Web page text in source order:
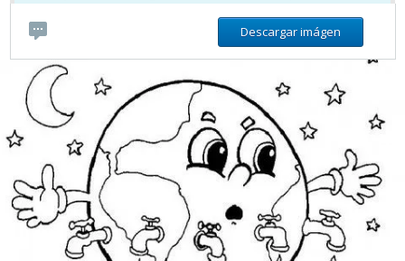
Descargar imágen